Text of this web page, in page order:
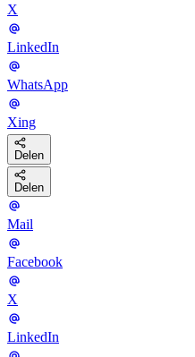
X
LinkedIn
WhatsApp
Xing
Delen
Delen
Mail
Facebook
X
LinkedIn